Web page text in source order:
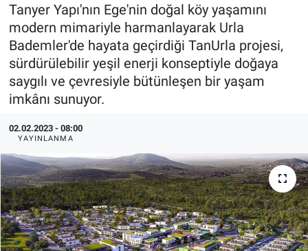
Tanyer Yapı'nın Ege'nin doğal köy yaşamını
modern mimariyle harmanlayarak Urla
Bademler'de hayata geçirdiği TanUrla projesi,
sürdürülebilir yeşil enerji konseptiyle doğaya
saygılı ve çevresiyle bütünleşen bir yaşam
imkânı sunuyor.
02.02.2023 - 08:00
YAYINLANMA
HaberOrtak
EndüstriST
Enerjisini Üreten Fabrikalar
Ağır Sanayi Çözümleri